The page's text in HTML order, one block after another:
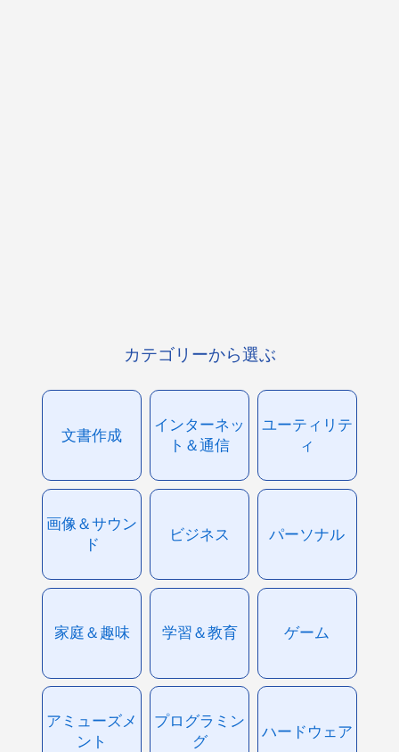
カテゴリーから選ぶ
文書作成
インターネッ
ト＆通信
ユーティリテ
ィ
画像＆サウン
ド
ビジネス パーソナル
家庭＆趣味 学習＆教育 ゲーム
アミューズメ
ント
プログラミン
グ
ハードウェア